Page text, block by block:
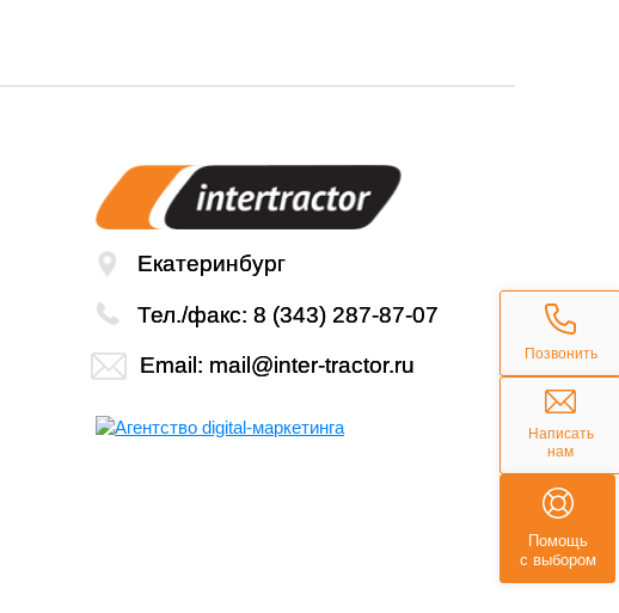
Екатеринбург
Тел./факс: 8 (343) 287-87-07
Email: mail@inter-tractor.ru Позвонить
Написать
нам
Помощь
с выбором